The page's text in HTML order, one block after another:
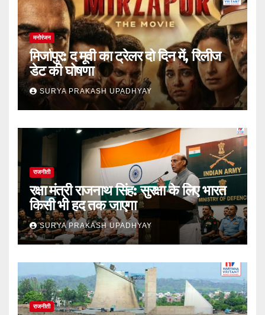
मनोरंजन
मिर्जापुर: द मूवी का ट्रेलर दो दिन में, रिलीज
डेट की घोषणा
SURYA PRAKASH UPADHYAY
राजनीती
रक्षा मंत्री राजनाथ सिंह: सुरक्षा के लिए भारत
किसी भी हद तक जाएगा
SURYA PRAKASH UPADHYAY
राजनीती